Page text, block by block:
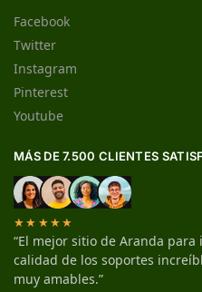
Facebook
Twitter
Instagram
Pinterest
Youtube
MÁS DE 7.500 CLIENTES
★★★★★
“El mejor sitio de Aranda
calidad de los soportes
muy amables.”